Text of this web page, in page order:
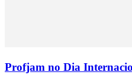
Profjam no Dia